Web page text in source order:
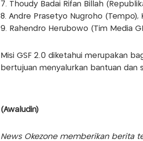
7. Thoudy Badai Rifan Billah
8. Andre Prasetyo Nugroho (Tempo),
9. Rahendro Herubowo (Tim Media
Misi GSF 2.0 diketahui merupakan
bertujuan menyalurkan bantuan dan
(Awaludin)
News Okezone memberikan berita